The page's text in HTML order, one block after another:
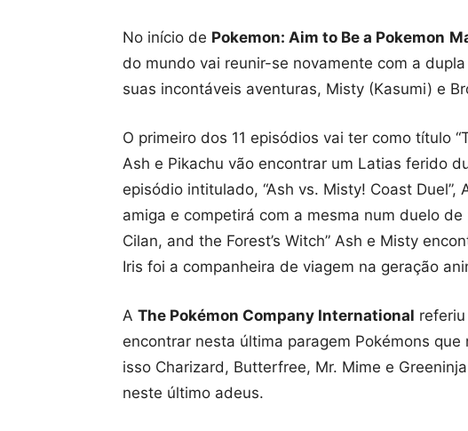
No início de Pokemon: Aim to Be a Pokemon
do mundo vai reunir-se novamente com a
suas incontáveis aventuras, Misty (Kasumi) e
O primeiro dos 11 episódios vai ter como título
Ash e Pikachu vão encontrar um Latias ferido
episódio intitulado, “Ash vs. Misty! Coast
amiga e competirá com a mesma num duelo de
Cilan, and the Forest’s Witch” Ash e Misty
Iris foi a companheira de viagem na geração
A The Pokémon Company International
encontrar nesta última paragem Pokémons
isso Charizard, Butterfree, Mr. Mime e
neste último adeus.